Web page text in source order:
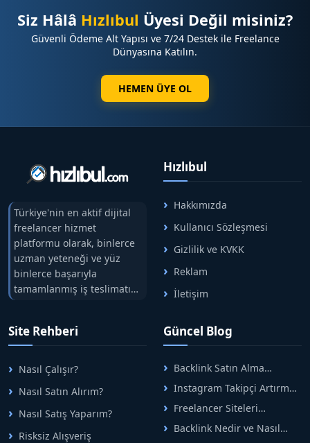
Siz Hâlâ Hızlıbul Üyesi Değil misiniz?
Güvenli Ödeme Alt Yapısı ve 7/24 Destek ile Freelance
Dünyasına Katılın.
HEMEN ÜYE OL
Türkiye'nin en aktif dijital
freelancer hizmet
platformu olarak, binlerce
uzman yeteneği ve yüz
binlerce başarıyla
tamamlanmış iş teslimatını
tek çatıda buluşturuyoruz.
arasındaki süreci risksiz
alışveriş sistemi ile koruyan
ticaretin güvenli
adreslerinden birisidir.
Hızlıbul
Hakkımızda
Kullanıcı Sözleşmesi
Gizlilik ve KVKK
Reklam
İletişim
Site Rehberi
Nasıl Çalışır?
Nasıl Satın Alırım?
Nasıl Satış Yaparım?
Risksiz Alışveriş
Güncel Blog
Backlink Satın Alma
Rehberi: Güvenli SEO İçin
Doğru Adımlar
Instagram Takipçi Artırma
Yöntemleri: Organik Büyüme
Rehberi
Freelancer Siteleri
Arasında Doğru Seçim Nasıl
Yapılır
Backlink Nedir ve Nasıl